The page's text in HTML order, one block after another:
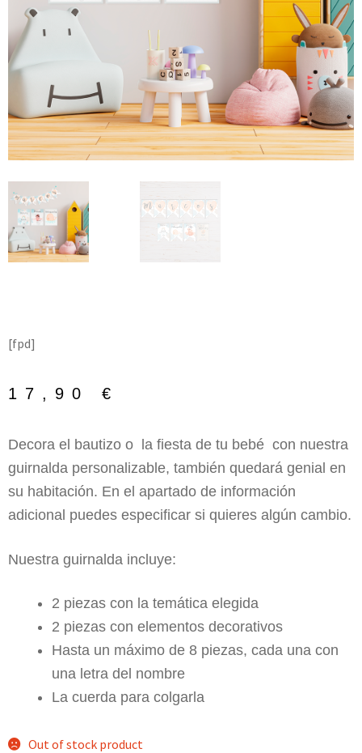
[fpd]
17,90 €
Decora el bautizo o la fiesta de tu bebé con nuestra
guirnalda personalizable, también quedará genial en
su habitación. En el apartado de información
adicional puedes especificar si quieres algún cambio.
Nuestra guirnalda incluye:
2 piezas con la temática elegida
2 piezas con elementos decorativos
Hasta un máximo de 8 piezas, cada una con
una letra del nombre
La cuerda para colgarla
Out of stock product